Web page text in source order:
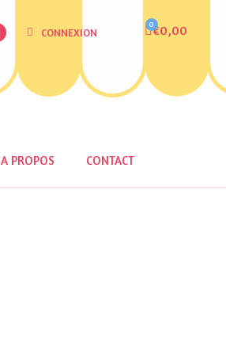
CONNEXION €0,00
A PROPOS CONTACT